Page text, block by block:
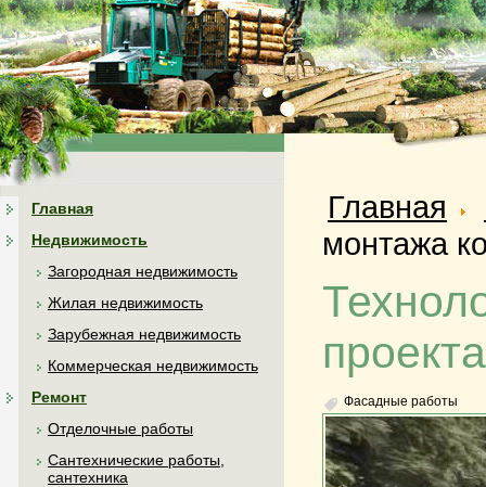
Главная
Недвижимость
Загородная недвижимость
Жилая недвижимость
Зарубежная недвижимость
Коммерческая недвижимость
Ремонт
Отделочные работы
Сантехнические работы,
сантехника
Главная
монтажа
проекта
Фасадные работы